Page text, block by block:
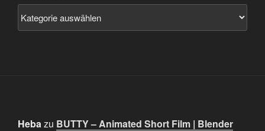
Hebazu BUTTY – Animated Short Film | Blender